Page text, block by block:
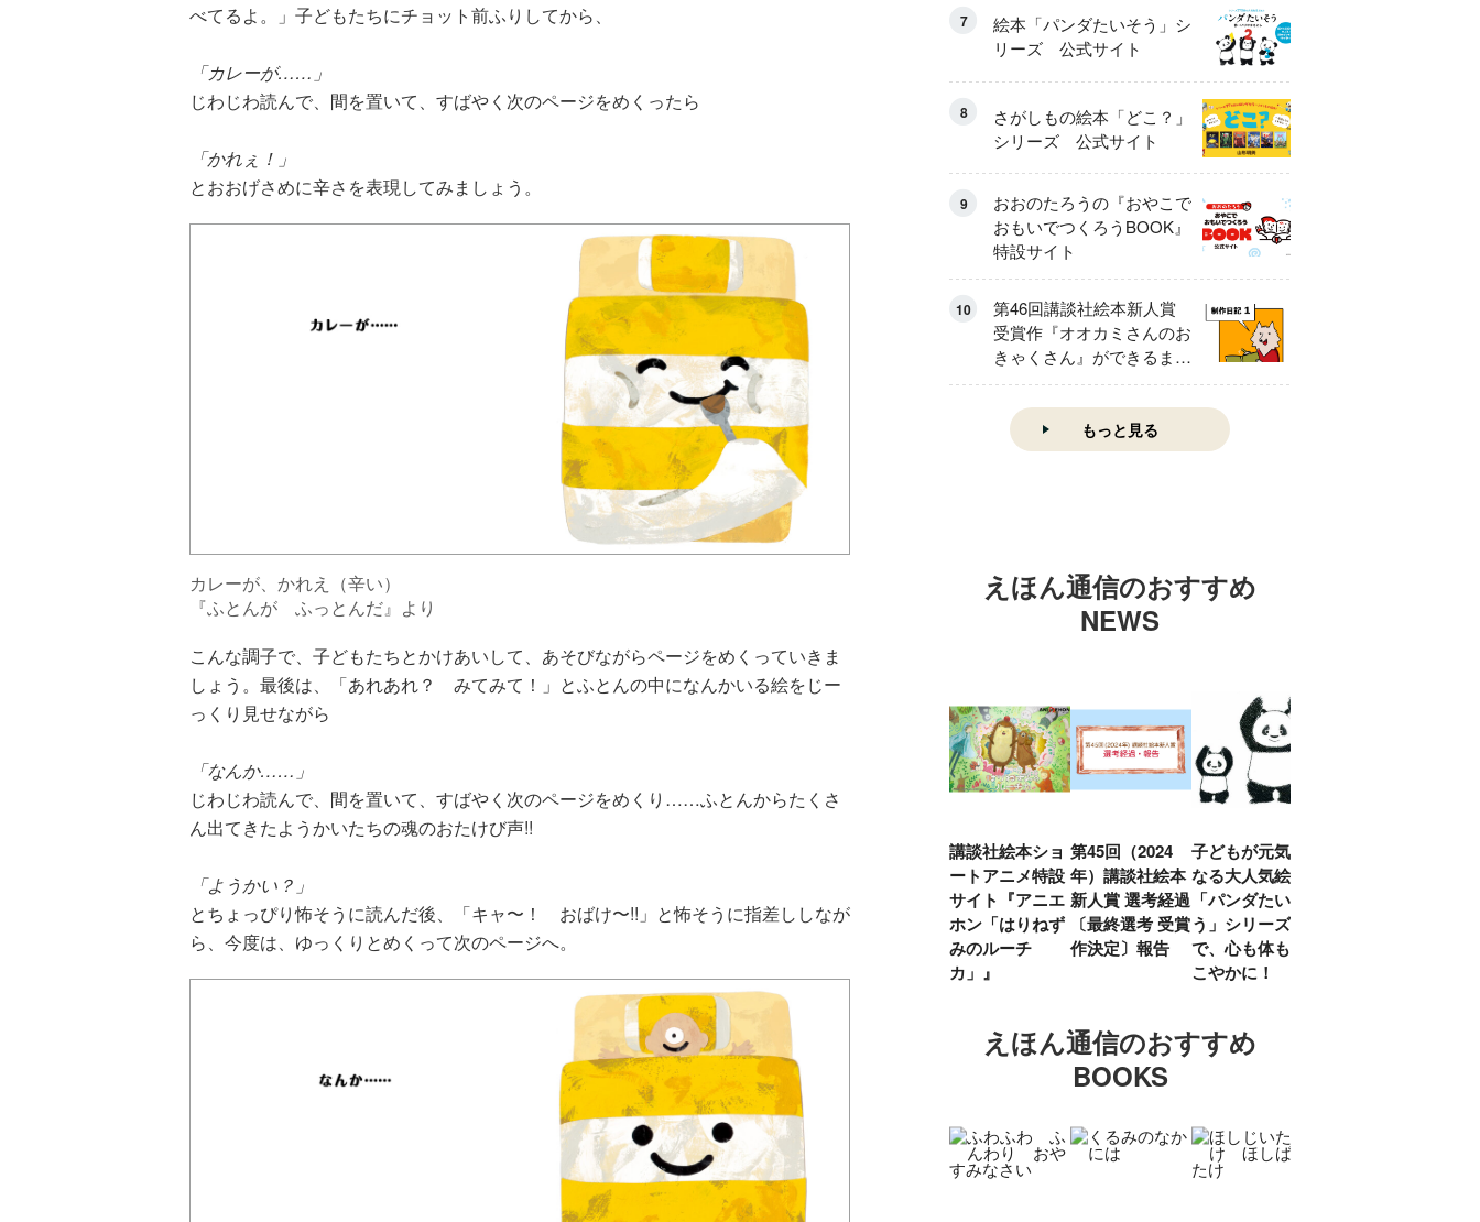
べてるよ。」子どもたちにチョット前ふりしてから、
「カレーが……」
じわじわ読んで、間を置いて、すばやく次のページをめくったら
「かれぇ！」
とおおげさめに辛さを表現してみましょう。
カレーが、かれえ（辛い）
『ふとんが ふっとんだ』より
こんな調子で、子どもたちとかけあいして、あそびながらページをめくっていきま
しょう。最後は、「あれあれ？ みてみて！」とふとんの中になんかいる絵をじー
っくり見せながら
「なんか……」
じわじわ読んで、間を置いて、すばやく次のページをめくり……ふとんからたくさ
ん出てきたようかいたちの魂のおたけび声!!
「ようかい？」
とちょっぴり怖そうに読んだ後、「キャ〜！ おばけ〜!!」と怖そうに指差ししなが
ら、今度は、ゆっくりとめくって次のページへ。
7
絵本「パンダたいそう」シ
リーズ 公式サイト
8
さがしもの絵本「どこ？」
シリーズ 公式サイト
9
おおのたろうの『おやこで
おもいでつくろうBOOK』
特設サイト
10
第46回講談社絵本新人賞
受賞作『オオカミさんのお
きゃくさん』ができるまで
①
もっと見る
えほん通信のおすすめ
NEWS
講談社絵本ショ
ートアニメ特設
サイト『アニエ
ホン「はりねず
みのルーチ
カ」』
第45回（2024
年）講談社絵本
新人賞 選考経過
〔最終選考 受賞
作決定〕報告
子どもが元気に
なる大人気絵本
「パンダたいそ
う」シリーズ
で、心も体もす
こやかに！
えほん通信のおすすめ
BOOKS